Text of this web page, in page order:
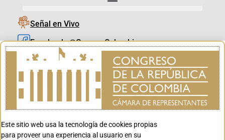
Señal en Vivo
Facebook_@CamaraColombia
Instagram_@CamaraColombia
X_@CamaraColombia
Youtube_@CamaraColombia
Youtube_@CanalCongreso
Este sitio web usa la tecnología de cookies propias
para proveer una experiencia al usuario en su